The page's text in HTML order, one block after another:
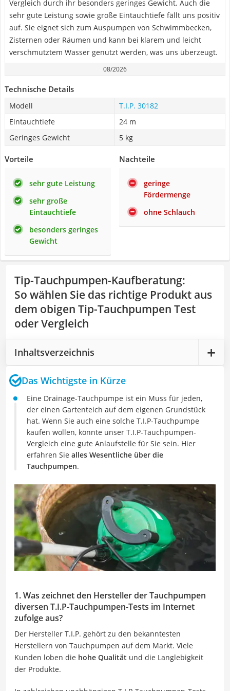
Vergleich durch ihr besonders geringes Gewicht. Auch die
sehr gute Leistung sowie große Eintauchtiefe fällt uns positiv
auf. Sie eignet sich zum Auspumpen von Schwimmbecken,
Zisternen oder Räumen und kann bei klarem und leicht
verschmutztem Wasser genutzt werden, was uns überzeugt.
08/2026
Technische Details
Modell
T.I.P. 30182
Eintauchtiefe
24 m
Geringes Gewicht
5 kg
Vorteile
sehr gute Leistung
sehr große
Eintauchtiefe
besonders geringes
Gewicht
Nachteile
geringe
Fördermenge
ohne Schlauch
Tip-Tauchpumpen-Kaufberatung:
So wählen Sie das richtige Produkt aus
dem obigen Tip-Tauchpumpen Test
oder Vergleich
Inhaltsverzeichnis
Das Wichtigste in Kürze
Eine Drainage-Tauchpumpe ist ein Muss für jeden,
der einen Gartenteich auf dem eigenen Grundstück
hat. Wenn Sie auch eine solche T.I.P-Tauchpumpe
kaufen wollen, könnte unser T.I.P-Tauchpumpen-
Vergleich eine gute Anlaufstelle für Sie sein. Hier
erfahren Sie alles Wesentliche über die
Tauchpumpen.
1. Was zeichnet den Hersteller der Tauchpumpen
diversen T.I.P-Tauchpumpen-Tests im Internet
zufolge aus?
Der Hersteller T.I.P. gehört zu den bekanntesten
Herstellern von Tauchpumpen auf dem Markt. Viele
Kunden loben die hohe Qualität und die Langlebigkeit
der Produkte.